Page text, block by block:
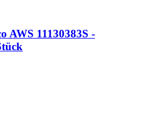
AWS 11130383S -